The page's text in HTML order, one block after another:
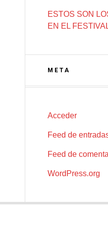
ESTOS SON
EN EL
META
Acceder
Feed de
Feed de
WordPress.org